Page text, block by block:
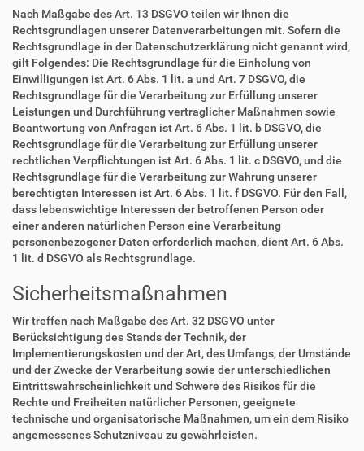
Nach Maßgabe des Art. 13 DSGVO teilen wir Ihnen die
Rechtsgrundlagen unserer Datenverarbeitungen mit. Sofern die
Rechtsgrundlage in der Datenschutzerklärung nicht genannt wird,
gilt Folgendes: Die Rechtsgrundlage für die Einholung von
Einwilligungen ist Art. 6 Abs. 1 lit. a und Art. 7 DSGVO, die
Rechtsgrundlage für die Verarbeitung zur Erfüllung unserer
Leistungen und Durchführung vertraglicher Maßnahmen sowie
Beantwortung von Anfragen ist Art. 6 Abs. 1 lit. b DSGVO, die
Rechtsgrundlage für die Verarbeitung zur Erfüllung unserer
rechtlichen Verpflichtungen ist Art. 6 Abs. 1 lit. c DSGVO, und die
Rechtsgrundlage für die Verarbeitung zur Wahrung unserer
berechtigten Interessen ist Art. 6 Abs. 1 lit. f DSGVO. Für den Fall,
dass lebenswichtige Interessen der betroffenen Person oder
einer anderen natürlichen Person eine Verarbeitung
personenbezogener Daten erforderlich machen, dient Art. 6 Abs.
1 lit. d DSGVO als Rechtsgrundlage.
Sicherheitsmaßnahmen
Wir treffen nach Maßgabe des Art. 32 DSGVO unter
Berücksichtigung des Stands der Technik, der
Implementierungskosten und der Art, des Umfangs, der Umstände
und der Zwecke der Verarbeitung sowie der unterschiedlichen
Eintrittswahrscheinlichkeit und Schwere des Risikos für die
Rechte und Freiheiten natürlicher Personen, geeignete
technische und organisatorische Maßnahmen, um ein dem Risiko
angemessenes Schutzniveau zu gewährleisten.